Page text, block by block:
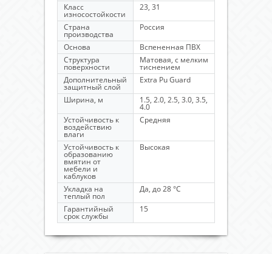
Класс
износостойкости
23, 31
Страна
производства
Россия
Основа
Вспененная ПВХ
Структура
поверхности
Матовая, с мелким
тиснением
Дополнительный
защитный слой
Extra Pu Guard
Ширина, м
1.5, 2.0, 2.5, 3.0, 3.5,
4.0
Устойчивость к
воздействию
влаги
Средняя
Устойчивость к
образованию
вмятин от
мебели и
каблуков
Высокая
Укладка на
теплый пол
Да, до 28 °C
Гарантийный
срок службы
15